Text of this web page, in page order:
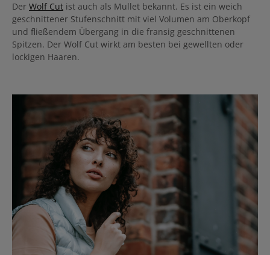
Der Wolf Cut ist auch als Mullet bekannt. Es ist ein weich
geschnittener Stufenschnitt mit viel Volumen am Oberkopf
und fließendem Übergang in die fransig geschnittenen
Spitzen. Der Wolf Cut wirkt am besten bei gewellten oder
lockigen Haaren.